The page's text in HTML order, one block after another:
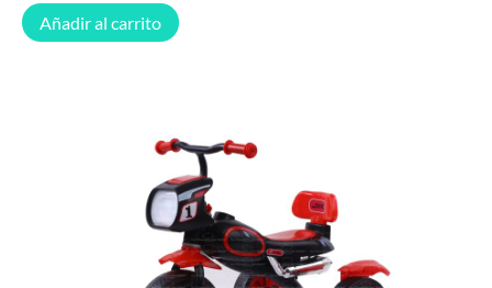
Añadir al carrito